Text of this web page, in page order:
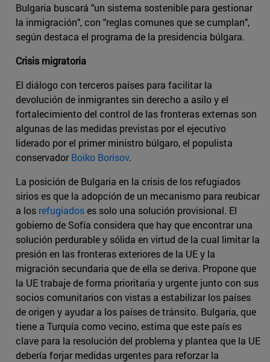
Bulgaria buscará "un sistema sostenible para gestionar
la inmigración", con "reglas comunes que se cumplan",
según destaca el programa de la presidencia búlgara.
Crisis migratoria
El diálogo con terceros países para facilitar la
devolución de inmigrantes sin derecho a asilo y el
fortalecimiento del control de las fronteras externas son
algunas de las medidas previstas por el ejecutivo
liderado por el primer ministro búlgaro, el populista
conservadorBoiko Borisov.
La posición de Bulgaria en la crisis de los refugiados
sirios es que la adopción de un mecanismo para reubicar
a los refugiadoses solo una solución provisional. El
gobierno de Sofía considera que hay que encontrar una
solución perdurable y sólida en virtud de la cual limitar la
presión en las fronteras exteriores de la UE y la
migración secundaria que de ella se deriva. Propone que
la UE trabaje de forma prioritaria y urgente junto con sus
socios comunitarios con vistas a estabilizar los países
de origen y ayudar a los países de tránsito. Bulgaria, que
tiene a Turquía como vecino, estima que este país es
clave para la resolución del problema y plantea que la UE
debería forjar medidas urgentes para reforzar la